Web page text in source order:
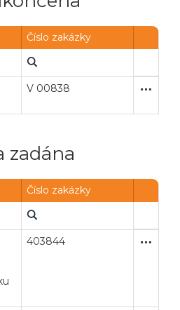
Číslo zakázky
V 00838
zadána
Číslo zakázky
403844 Služby